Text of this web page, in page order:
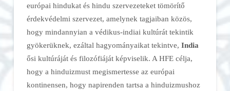
európai hindukat és hindu szervezeteket tömörítő
érdekvédelmi szervezet, amelynek tagjaiban közös,
hogy mindannyian a védikus-indiai kultúrát tekintik
gyökerüknek, ezáltal hagyományaikat tekintve, India
ősi kultúráját és filozófiáját képviselik. A HFE célja,
hogy a hinduizmust megismertesse az európai
kontinensen, hogy napirenden tartsa a hinduizmushoz